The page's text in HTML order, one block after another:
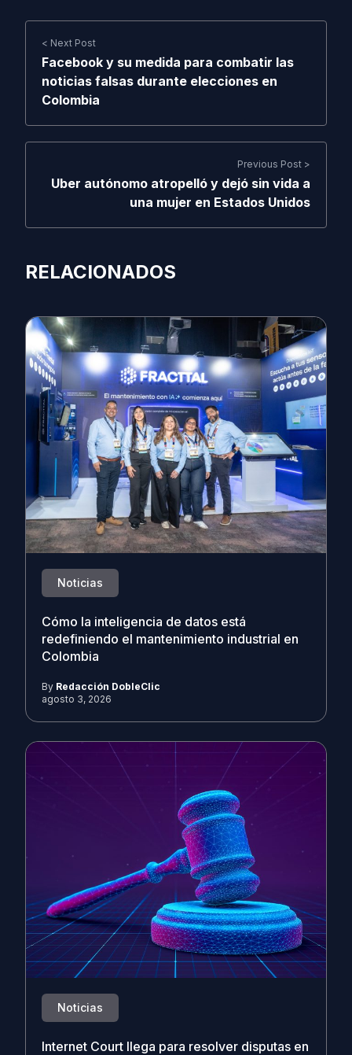
< Next Post
Facebook y su medida para combatir las
noticias falsas durante elecciones en
Colombia
Previous Post >
Uber autónomo atropelló y dejó sin vida a
una mujer en Estados Unidos
RELACIONADOS
Noticias
Cómo la inteligencia de datos está
redefiniendo el mantenimiento industrial en
Colombia
By Redacción DobleClic
agosto 3, 2026
Noticias
Internet Court llega para resolver disputas en